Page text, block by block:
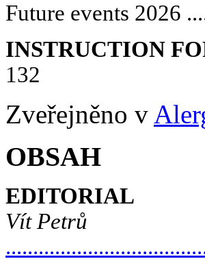
Future events 2026
INSTRUCTION
132
Zveřejněno v
OBSAH
EDITORIAL
Vít Petrů